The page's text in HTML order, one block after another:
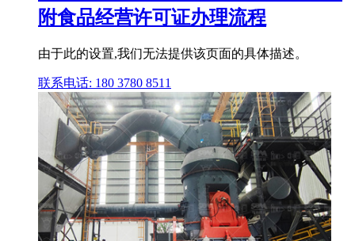
附食品经营许可证办理流程
由于此的设置,我们无法提供该页面的具体描述。
联系电话: 180 3780 8511